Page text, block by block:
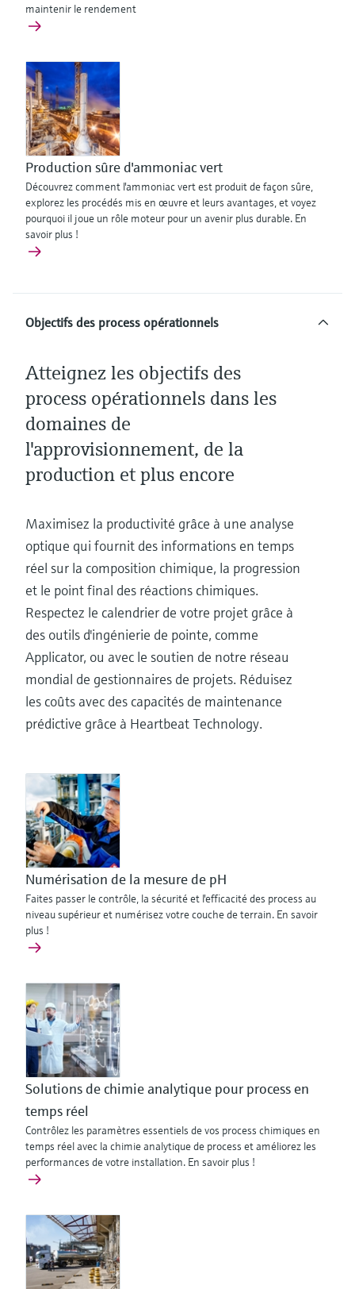
maintenir le rendement
Production sûre d'ammoniac vert
Découvrez comment l'ammoniac vert est produit de façon sûre,
explorez les procédés mis en œuvre et leurs avantages, et voyez
pourquoi il joue un rôle moteur pour un avenir plus durable. En
savoir plus !
Objectifs des process opérationnels
Atteignez les objectifs des
process opérationnels dans les
domaines de
l'approvisionnement, de la
production et plus encore
Maximisez la productivité grâce à une analyse
optique qui fournit des informations en temps
réel sur la composition chimique, la progression
et le point final des réactions chimiques.
Respectez le calendrier de votre projet grâce à
des outils d'ingénierie de pointe, comme
Applicator, ou avec le soutien de notre réseau
mondial de gestionnaires de projets. Réduisez
les coûts avec des capacités de maintenance
prédictive grâce à Heartbeat Technology.
Numérisation de la mesure de pH
Faites passer le contrôle, la sécurité et l'efficacité des process au
niveau supérieur et numérisez votre couche de terrain. En savoir
plus !
Solutions de chimie analytique pour process en
temps réel
Contrôlez les paramètres essentiels de vos process chimiques en
temps réel avec la chimie analytique de process et améliorez les
performances de votre installation. En savoir plus !